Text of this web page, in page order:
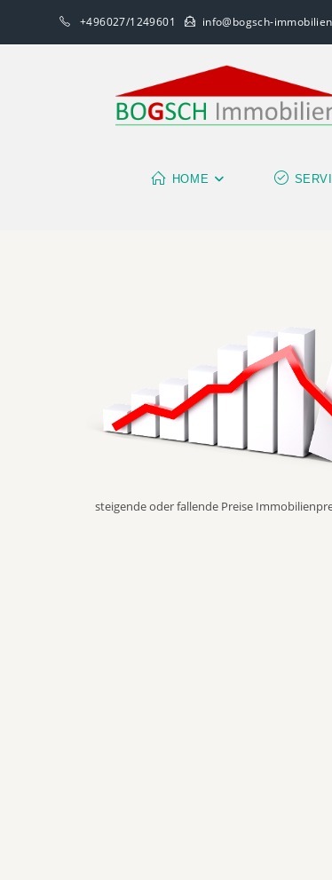
+496027/1249601 info@bogsch-
HOME
steigende oder fallende Preise